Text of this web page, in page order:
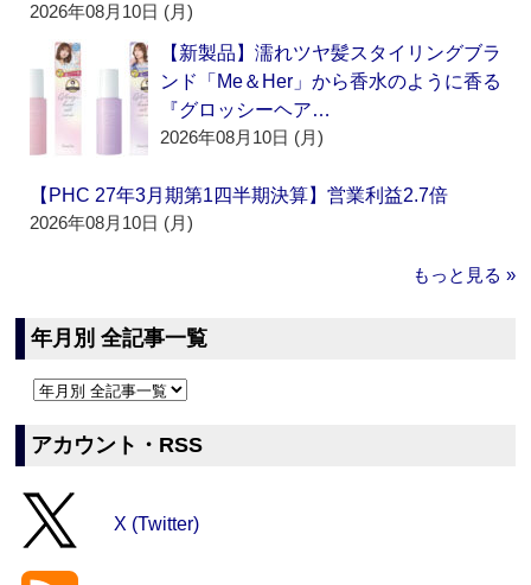
2026年08月10日 (月)
【新製品】濡れツヤ髪スタイリングブラ
ンド「Me＆Her」から香水のように香る
『グロッシーヘア…
2026年08月10日 (月)
【PHC 27年3月期第1四半期決算】営業利益2.7倍
2026年08月10日 (月)
もっと見る »
年月別 全記事一覧
アカウント・RSS
X (Twitter)